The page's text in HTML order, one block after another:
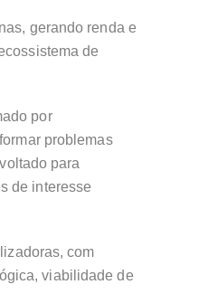
gerando renda e
de
por
problemas
para
de interesse
com
viabilidade de